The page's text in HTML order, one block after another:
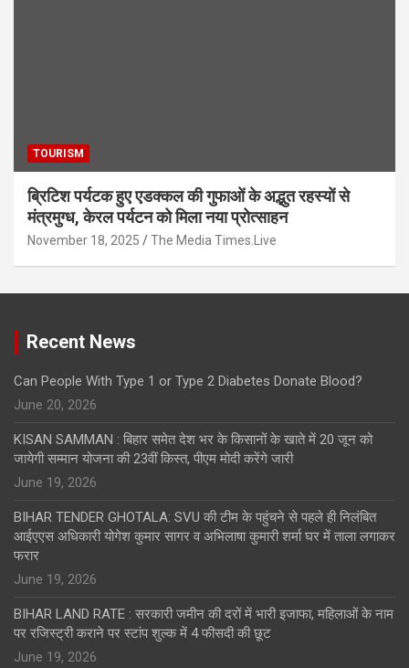
TOURISM
ब्रिटिश पर्यटक हुए एडक्कल की गुफाओं के अद्भुत रहस्यों से
मंत्रमुग्ध, केरल पर्यटन को मिला नया प्रोत्साहन
November 18, 2025 The Media Times.Live
Recent News
Can People With Type 1 or Type 2 Diabetes Donate Blood?
June 20, 2026
KISAN SAMMAN : बिहार समेत देश भर के किसानों के खाते में 20 जून को
जायेगी सम्मान योजना की 23वीं किस्त, पीएम मोदी करेंगे जारी
June 19, 2026
BIHAR TENDER GHOTALA: SVU की टीम के पहुंचने से पहले ही निलंबित
आईएएस अधिकारी योगेश कुमार सागर व अभिलाषा कुमारी शर्मा घर में ताला लगाकर
फरार
June 19, 2026
BIHAR LAND RATE : सरकारी जमीन की दरों में भारी इजाफा, महिलाओं के नाम
पर रजिस्ट्री कराने पर स्टांप शुल्क में 4 फीसदी की छूट
June 19, 2026